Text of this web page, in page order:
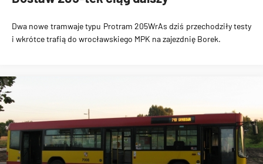
Dwa nowe tramwaje typu Protram 205WrAs dziś przechodziły testy
i wkrótce trafią do wrocławskiego MPK na zajezdnię Borek.